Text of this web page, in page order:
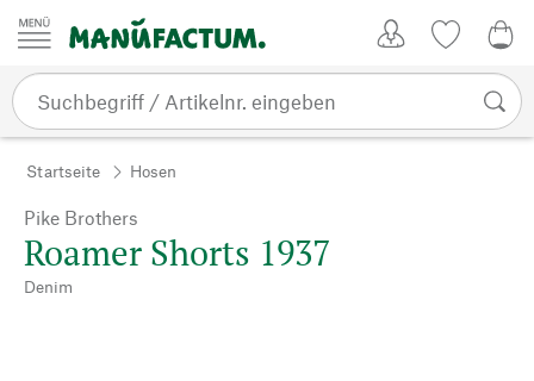
Zum Inhalt springen
Startseite Hosen
Pike Brothers
Roamer Shorts 1937
Denim